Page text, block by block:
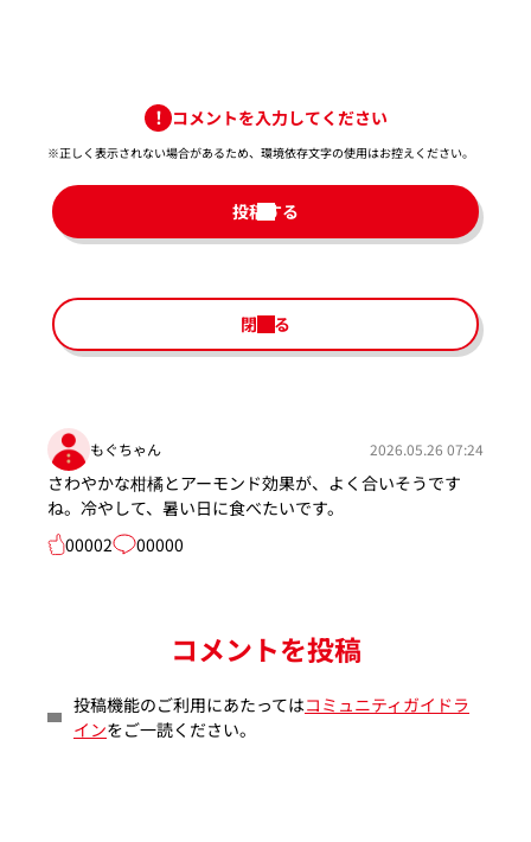
コメントを入力してください
※正しく表示されない場合があるため、環境依存文字の使用はお控えください。​
投稿する
閉じる
もぐちゃん 2026.05.26 07:24
さわやかな柑橘とアーモンド効果が、よく合いそうです
ね。冷やして、暑い日に食べたいです。
00002
00000
コメントを投稿
投稿機能のご利用にあたってはコミュニティガイドラ
インをご一読ください。